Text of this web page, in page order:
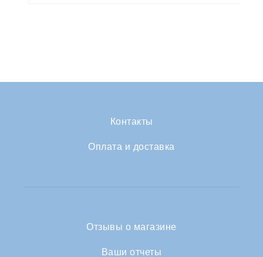
Контакты
Оплата и доставка
Отзывы о магазине
Ваши отчеты